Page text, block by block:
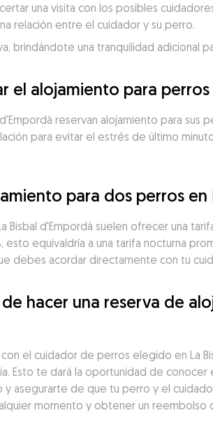
una visita con los posibles
relación entre el cuidador y su perro.
brindándote una tranquilidad adicional
alojamiento para perros
reservan alojamiento para sus
para evitar el estrés de último
para dos perros en
Bisbal d'Empordà suelen ofrecer una
equivaldría a una tarifa nocturna
debes acordar directamente con tu
hacer una reserva de
el cuidador de perros elegido en La
Esto te dará la oportunidad de
asegurarte de que tu perro y el
momento y obtener un reembolso